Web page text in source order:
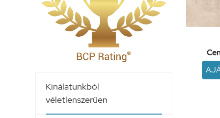
Kínálatunkból
véletlenszerűen